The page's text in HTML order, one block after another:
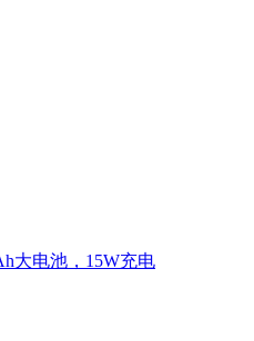
大电池，15W充电